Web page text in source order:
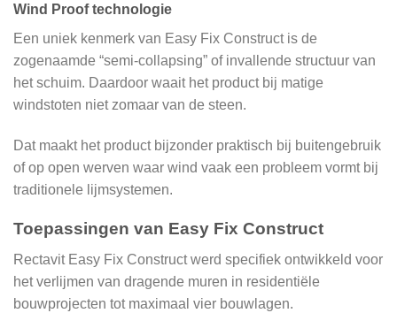
Wind Proof technologie
Een uniek kenmerk van Easy Fix Construct is de
zogenaamde “semi-collapsing” of invallende structuur van
het schuim. Daardoor waait het product bij matige
windstoten niet zomaar van de steen.
Dat maakt het product bijzonder praktisch bij buitengebruik
of op open werven waar wind vaak een probleem vormt bij
traditionele lijmsystemen.
Toepassingen van Easy Fix Construct
Rectavit Easy Fix Construct werd specifiek ontwikkeld voor
het verlijmen van dragende muren in residentiële
bouwprojecten tot maximaal vier bouwlagen.